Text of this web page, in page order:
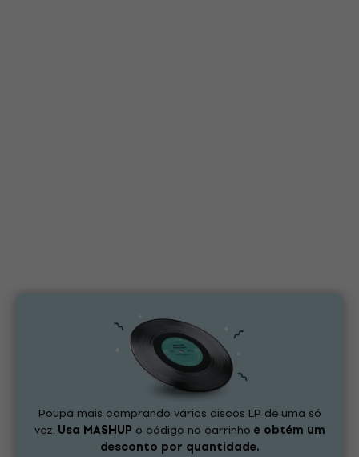
Poupa mais comprando vários discos LP de uma só
vez. Usa MASHUP o código no carrinho e obtém um
desconto por quantidade.